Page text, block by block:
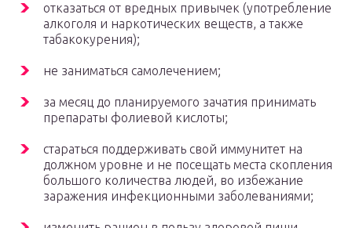
отказаться от вредных привычек (употребление
алкоголя и наркотических веществ, а также
табакокурения);
не заниматься самолечением;
за месяц до планируемого зачатия принимать
препараты фолиевой кислоты;
стараться поддерживать свой иммунитет на
должном уровне и не посещать места скопления
большого количества людей, во избежание
заражения инфекционными заболеваниями;